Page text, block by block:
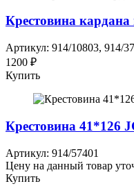
Крестовина кардана
Артикул: 914/10803, 914/
1200 ₽
Купить
Крестовина 41*126
Артикул: 914/57401
Цену на данный товар
Купить